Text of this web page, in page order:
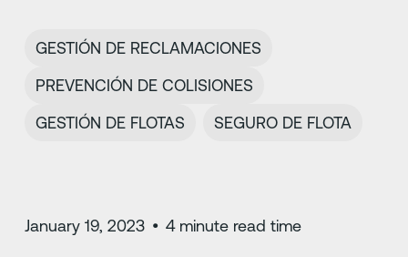
GESTIÓN DE RECLAMACIONES
PREVENCIÓN DE COLISIONES
GESTIÓN DE FLOTAS
SEGURO DE FLOTA
January 19, 2023 • 4minute read time